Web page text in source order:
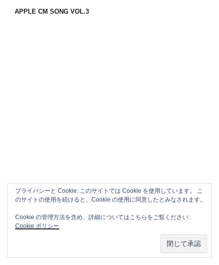
APPLE CM SONG VOL.3
プライバシーと Cookie: このサイトでは Cookie を使用しています。 こ
のサイトの使用を続けると、Cookie の使用に同意したとみなされます。
Cookie の管理方法を含め、詳細についてはこちらをご覧ください:
Cookie ポリシー